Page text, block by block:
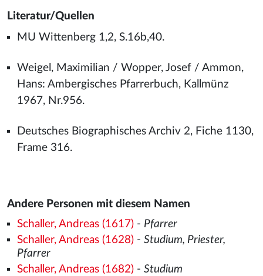
Literatur/Quellen
MU Wittenberg 1,2, S.16b,40.
Weigel, Maximilian / Wopper, Josef / Ammon,
Hans: Ambergisches Pfarrerbuch, Kallmünz
1967, Nr.956.
Deutsches Biographisches Archiv 2, Fiche 1130,
Frame 316.
Andere Personen mit diesem Namen
Schaller, Andreas (1617)- Pfarrer
Schaller, Andreas (1628)- Studium, Priester,
Pfarrer
Schaller, Andreas (1682)- Studium